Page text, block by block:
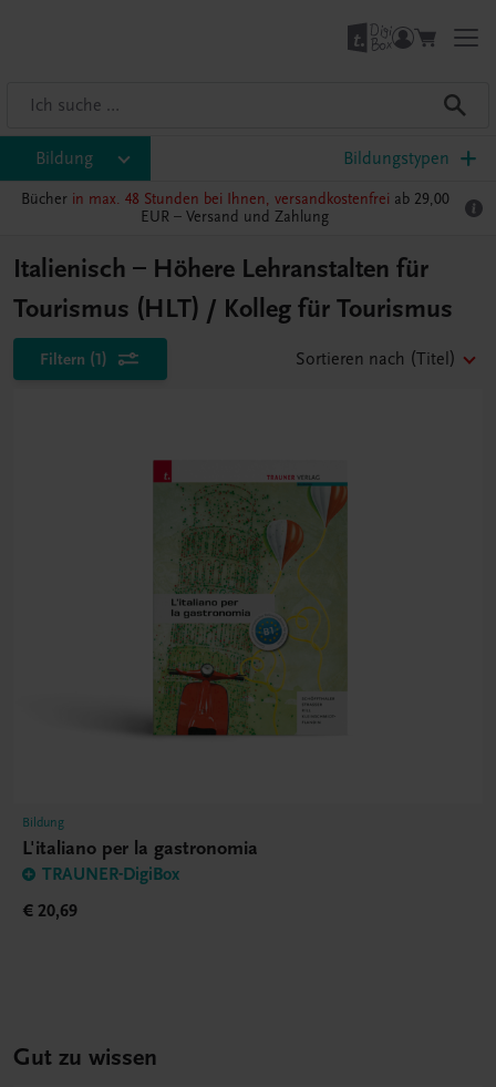
Bildung Bildungstypen
Bücher in max. 48 Stunden bei Ihnen, versandkostenfrei ab 29,00
EUR – Versand und Zahlung
Italienisch – Höhere Lehranstalten für
Tourismus (HLT) / Kolleg für Tourismus
Filtern (1) Sortieren nach (Titel)
Bildung
L'italiano per la gastronomia
TRAUNER-DigiBox
€ 20,69
Gut zu wissen